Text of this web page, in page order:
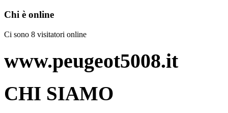
Chi è online
Ci sono 8 visitatori online
www.peugeot5008.it
CHI SIAMO